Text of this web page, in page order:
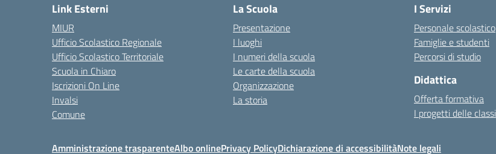
Link Esterni
MIUR
Ufficio Scolastico Regionale
Ufficio Scolastico Territoriale
Scuola in Chiaro
Iscrizioni On Line
Invalsi
Comune
La Scuola
Presentazione
I luoghi
I numeri della scuola
Le carte della scuola
Organizzazione
La storia
I Servizi
Personale scolastico
Famiglie e studenti
Percorsi di studio
Didattica
Offerta formativa
I progetti delle classi
Amministrazione trasparenteAlbo onlinePrivacy PolicyDichiarazione di accessibilitàNote legali